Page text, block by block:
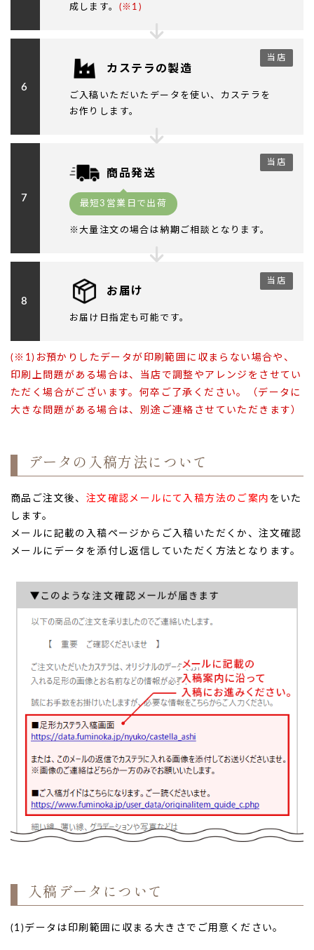
成します。 (※1)
6
当店
カステラの製造
ご入稿いただいたデータを使い、カステラを
お作りします。
7
当店
商品発送
最短3営業日で出荷
※大量注文の場合は納期ご相談となります。
8
当店
お届け
お届け日指定も可能です。
(※1)お預かりしたデータが印刷範囲に収まらない場合や、
印刷上問題がある場合は、当店で調整やアレンジをさせてい
ただく場合がございます。何卒ご了承ください。（データに
大きな問題がある場合は、別途ご連絡させていただきます）
データの入稿方法について
商品ご注文後、 注文確認メールにて入稿方法のご案内 をいた
します。
メールに記載の入稿ページからご入稿いただくか、注文確認
メールにデータを添付し返信していただく方法となります。
入稿データについて
(1)データは印刷範囲に収まる大きさでご用意ください。